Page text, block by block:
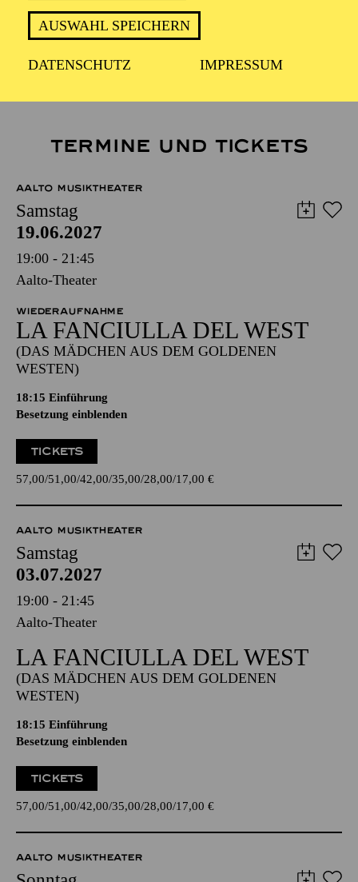
AUSWAHL SPEICHERN
DATENSCHUTZ IMPRESSUM
Minnie
LA FANCIULLA DEL WEST
TERMINE UND TICKETS
AALTO MUSIKTHEATER
Samstag
19.06.2027
19:00 - 21:45
Aalto-Theater
WIEDERAUFNAHME
LA FANCIULLA DEL WEST
(DAS MÄDCHEN AUS DEM GOLDENEN
WESTEN)
18:15 Einführung
Besetzung einblenden
TICKETS
57,00 51,00 42,00 35,00 28,00 17,00 €
AALTO MUSIKTHEATER
Samstag
03.07.2027
19:00 - 21:45
Aalto-Theater
LA FANCIULLA DEL WEST
(DAS MÄDCHEN AUS DEM GOLDENEN
WESTEN)
18:15 Einführung
Besetzung einblenden
TICKETS
57,00 51,00 42,00 35,00 28,00 17,00 €
AALTO MUSIKTHEATER